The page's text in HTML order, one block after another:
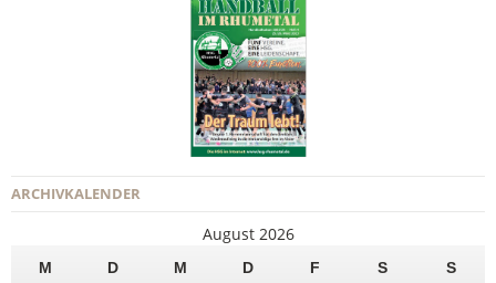
ARCHIVKALENDER
August 2026
M D M D F S
S